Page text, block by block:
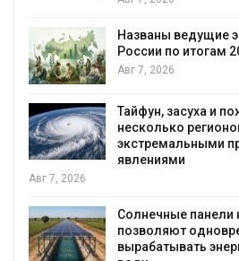
В
паводков
человек
МЕГА и
Авг 6, 2026
Учёные
воду из
Авг 6, 2026